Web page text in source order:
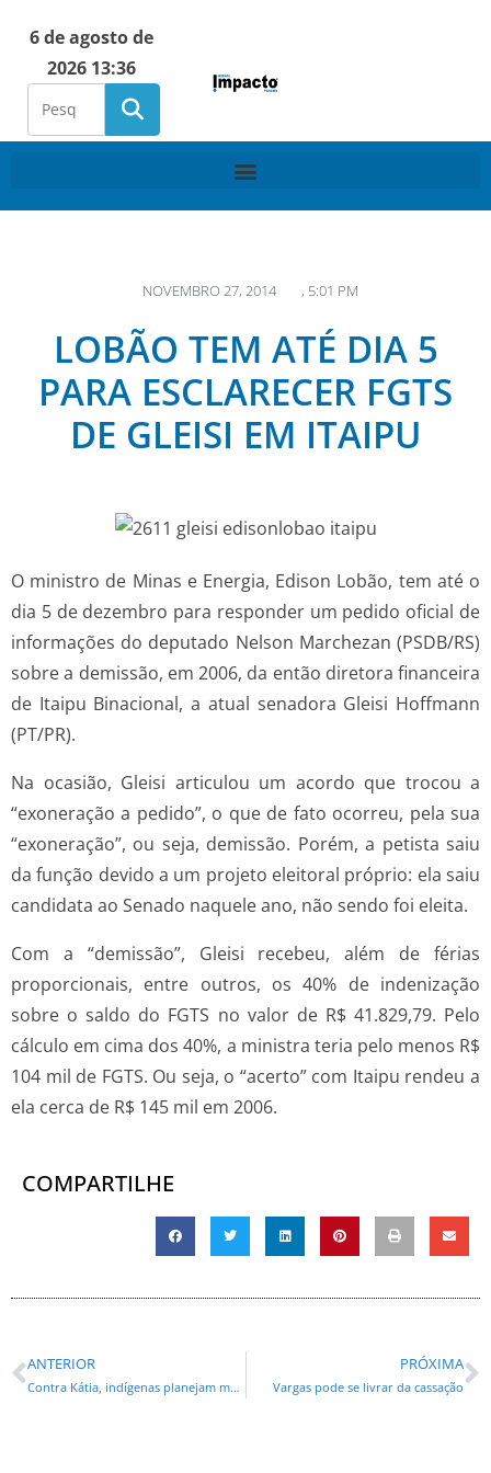
6 de agosto de
2026 13:36
NOVEMBRO 27, 2014 , 5:01 PM
LOBÃO TEM ATÉ DIA 5
PARA ESCLARECER FGTS
DE GLEISI EM ITAIPU
O ministro de Minas e Energia, Edison Lobão, tem até o
dia 5 de dezembro para responder um pedido oficial de
informações do deputado Nelson Marchezan (PSDB/RS)
sobre a demissão, em 2006, da então diretora financeira
de Itaipu Binacional, a atual senadora Gleisi Hoffmann
(PT/PR).
Na ocasião, Gleisi articulou um acordo que trocou a
“exoneração a pedido”, o que de fato ocorreu, pela sua
“exoneração”, ou seja, demissão. Porém, a petista saiu
da função devido a um projeto eleitoral próprio: ela saiu
candidata ao Senado naquele ano, não sendo foi eleita.
Com a “demissão”, Gleisi recebeu, além de férias
proporcionais, entre outros, os 40% de indenização
sobre o saldo do FGTS no valor de R$ 41.829,79. Pelo
cálculo em cima dos 40%, a ministra teria pelo menos R$
104 mil de FGTS. Ou seja, o “acerto” com Itaipu rendeu a
ela cerca de R$ 145 mil em 2006.
COMPARTILHE
ANTERIOR
Contra Kátia, indígenas planejam manifestações semanais em Brasília
PRÓXIMA
Vargas pode se livrar da cassação